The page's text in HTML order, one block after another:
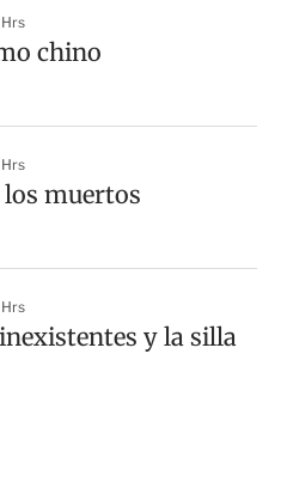
chino
muertos
y la silla